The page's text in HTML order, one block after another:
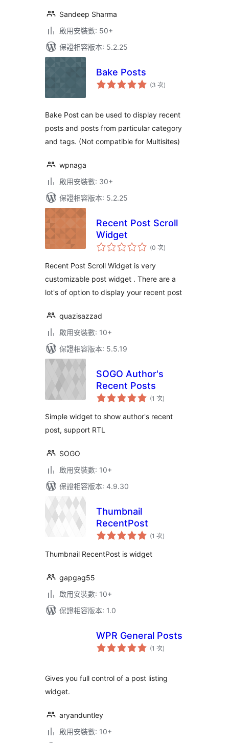
Sandeep Sharma
啟用安裝數: 50+
保證相容版本: 5.2.25
Bake Posts
(3 次評
分)
Bake Post can be used to display recent
posts and posts from particular category
and tags. (Not compatible for Multisites)
wpnaga
啟用安裝數: 30+
保證相容版本: 5.2.25
Recent Post Scroll
Widget
(0 次評
分)
Recent Post Scroll Widget is very
customizable post widget . There are a
lot's of option to display your recent post
quazisazzad
啟用安裝數: 10+
保證相容版本: 5.5.19
SOGO Author's
Recent Posts
(1 次評
分
數
)
Simple widget to show author's recent
post, support RTL
SOGO
啟用安裝數: 10+
保證相容版本: 4.9.30
Thumbnail
RecentPost
(1 次評
分)
Thumbnail RecentPost is widget
gapgag55
啟用安裝數: 10+
保證相容版本: 1.0
WPR General Posts
(1 次評
分)
Gives you full control of a post listing
widget.
aryanduntley
啟用安裝數: 10+